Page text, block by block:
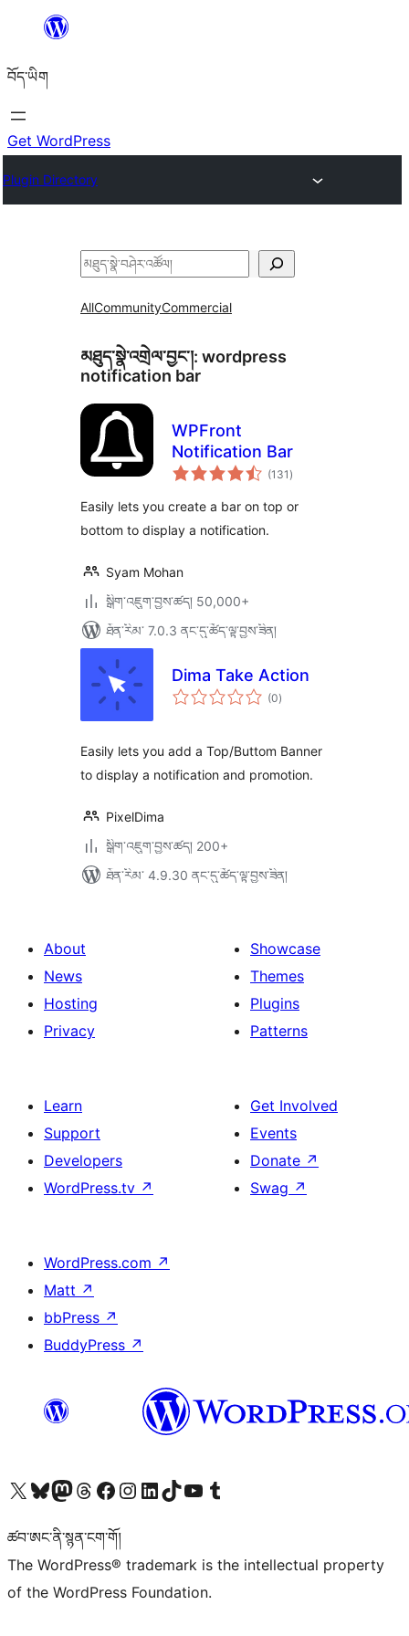
content
བོད་ཡིག
Get WordPress
Plugin Directory
བཤེར་
AllCommunityCommercial
མཐུད་སྣེ་འགྲེལ་བྱང་།: wordpress
notification bar
WPFront
Notification Bar
(131 གདེང་
འཇོག་
ཚང་།
)
Easily lets you create a bar on top or
bottom to display a notification.
Syam Mohan
སྒྲིག་འཇུག་བྱས་ཚད། 50,000+
ཐོན་རིམ་ 7.0.3 ནང་དུ་ཚོད་ལྟ་བྱས་ཟིན།
Dima Take Action
(0གདེང་
འཇོག་
)
Easily lets you add a Top/Buttom Banner
to display a notification and promotion.
PixelDima
སྒྲིག་འཇུག་བྱས་ཚད། 200+
ཐོན་རིམ་ 4.9.30 ནང་དུ་ཚོད་ལྟ་བྱས་ཟིན།
About
News
Hosting
Privacy
Showcase
Themes
Plugins
Patterns
Learn
Support
Developers
WordPress.tv ↗
Get Involved
Events
Donate ↗
Swag ↗
WordPress.com ↗
Matt ↗
bbPress ↗
BuddyPress ↗
Visit our X (formerly Twitter) account
Visit our Bluesky account
Visit our Mastodon account
Visit our Threads account
Visit our Facebook page
Visit our Instagram account
Visit our LinkedIn account
Visit our TikTok account
Visit our YouTube channel
Visit our Tumblr account
ཚབ་ཨང་ནི་སྙན་ངག་གོ།
The WordPress® trademark is the intellectual property
of the WordPress Foundation.